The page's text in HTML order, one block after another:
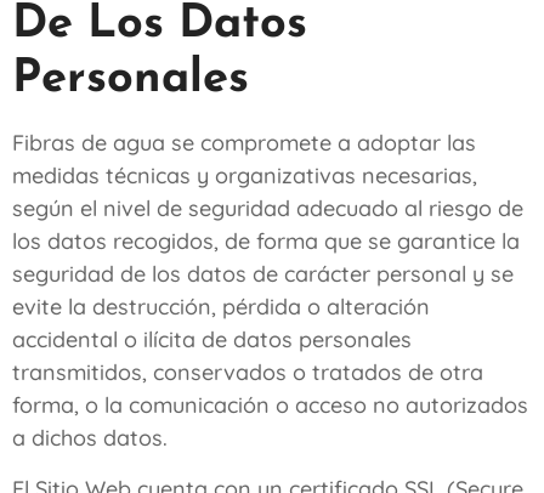
De Los Datos
Personales
Fibras de agua se compromete a adoptar las
medidas técnicas y organizativas necesarias,
según el nivel de seguridad adecuado al riesgo de
los datos recogidos, de forma que se garantice la
seguridad de los datos de carácter personal y se
evite la destrucción, pérdida o alteración
accidental o ilícita de datos personales
transmitidos, conservados o tratados de otra
forma, o la comunicación o acceso no autorizados
a dichos datos.